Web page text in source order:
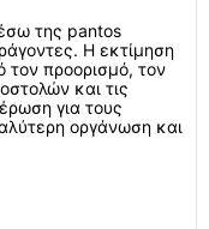
της pantos
Η εκτίμηση
τον προορισμό, τον
και τις
για τους
οργάνωση και